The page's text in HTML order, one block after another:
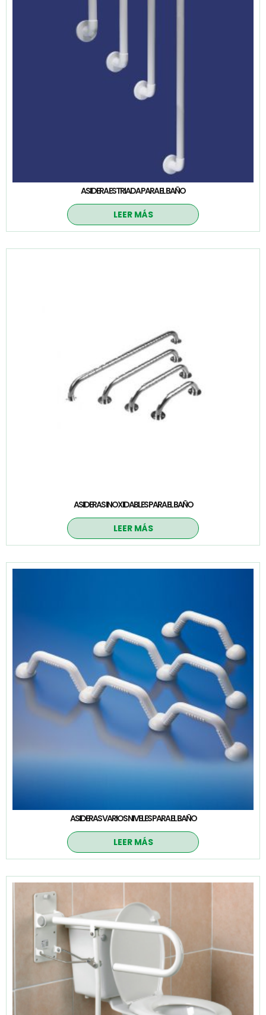
ASIDERA ESTRIADA PARA EL BAÑO
LEER MÁS
ASIDERAS INOXIDABLES PARA EL BAÑO
LEER MÁS
ASIDERAS VARIOS NIVELES PARA EL BAÑO
LEER MÁS